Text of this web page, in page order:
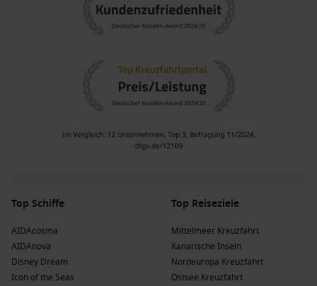
Top Schiffe
AIDAcosma
AIDAnova
Disney Dream
Icon of the Seas
Top Reiseziele
Mittelmeer Kreuzfahrt
Kanarische Inseln
Nordeuropa Kreuzfahrt
Ostsee Kreuzfahrt